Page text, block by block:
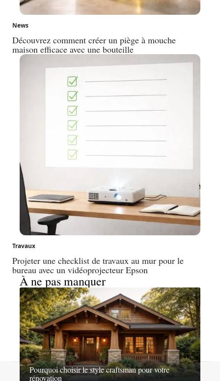
News
Découvrez comment créer un piège à mouche
maison efficace avec une bouteille
Travaux
Projeter une checklist de travaux au mur pour le
bureau avec un vidéoprojecteur Epson
À ne pas manquer
Pourquoi choisir le style craftsman pour votre
rénovationContact Mentions légales Sitemap